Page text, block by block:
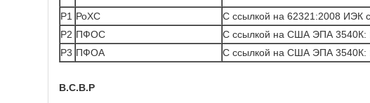
Р1 РоХС С ссылкой на 62321:2008 ИЭК
Р2 ПФОС С ссылкой на США ЭПА
Р3 ПФОА С ссылкой на США ЭПА
В.С.В.Р